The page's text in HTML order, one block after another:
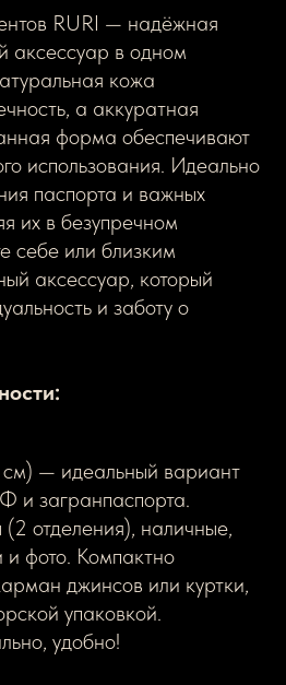
RURI — надёжная
аксессуар в одном
кожа
а аккуратная
форма обеспечивают
использования. Идеально
паспорта и важных
их в безупречном
себе или близким
аксессуар, который
и заботу о
— идеальный вариант
и загранпаспорта.
отделения), наличные,
и фото. Компактно
джинсов или куртки,
упаковкой.
удобно!